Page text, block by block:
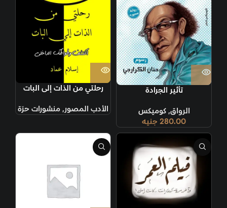
تأثير الجرادة
الرواق,كوميكس
280.00 جنيه
رحلتي من الذات إلى البات
الأدب المصور, منشورات حرّة